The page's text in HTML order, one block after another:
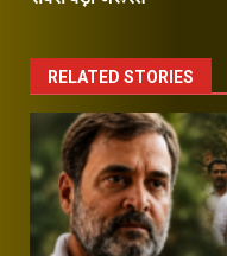
RELATED STORIES